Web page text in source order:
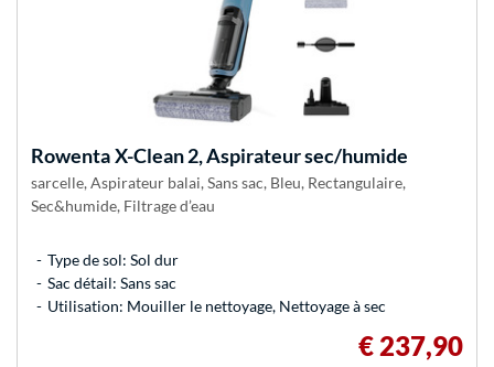
RowentaX-Clean 2, Aspirateur sec/humide
sarcelle, Aspirateur balai, Sans sac, Bleu, Rectangulaire,
Sec&humide, Filtrage d’eau
Type de sol: Sol dur
Sac détail: Sans sac
Utilisation: Mouiller le nettoyage, Nettoyage à sec
€ 237,90